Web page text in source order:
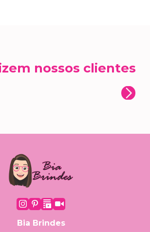
nossos clientes
Bia Brindes